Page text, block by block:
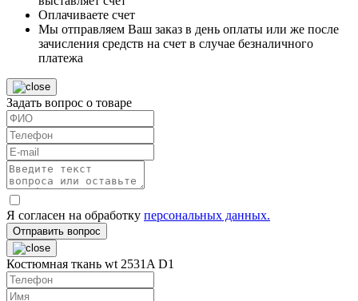
Оплачиваете счет
Мы отправляем Ваш заказ в день оплаты или же после
зачисления средств на счет в случае безналичного
платежа
Задать вопрос о товаре
Я согласен на обработку персональных данных.
Отправить вопрос
Костюмная ткань wt 2531A D1